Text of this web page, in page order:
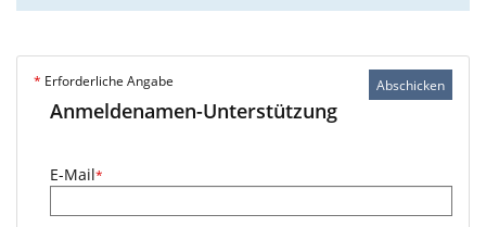
Abschicken
* Erforderliche Angabe
Anmeldenamen-Unterstützung
E-Mail*